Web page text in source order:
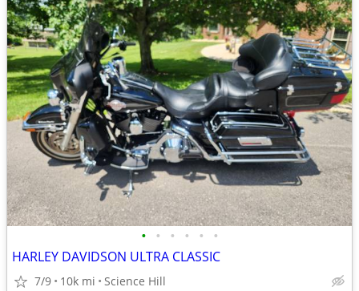
• • • • • •
HARLEY DAVIDSON ULTRA CLASSIC
7/9 10k mi Science Hill